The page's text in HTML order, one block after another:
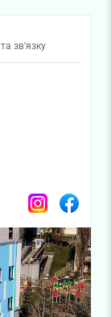
зв'язку
InstagramFacebook